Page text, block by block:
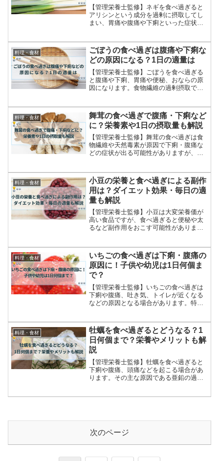
【管理栄養士監修】ネギを食べ過ぎると
アリシンという成分を過剰に摂取してし
まい、胃痛や腹痛や下痢といった症状が
てアリシンの過剰摂取を防ぎましょう。
料理・食材
ごぼうの食べ過ぎは腹痛や下痢な
どの原因になる？1日の適量は
【管理栄養士監修】ごぼうを食べ過ぎる
と腹痛や下痢、胃痛や便秘、おならの原
因になります。食物繊維の過剰摂取で腸
どが期待できるので1日の適量について解
説します。
料理・食材
舞茸の食べ過ぎで腹痛・下痢など
に？栄養素や1日の摂取量も解説
【管理栄養士監修】舞茸の食べ過ぎは食
物繊維や天然毒素が原因で下痢・腹痛な
どの症状が出る可能性がありますが、正
に良い影響、効果的な食べ方についてご
紹介します。
料理・食材
小豆の栄養と食べ過ぎによる副作
用は？ダイエット効果・毎日の適
量も解説
【管理栄養士監修】小豆は大変栄養価が
高い食品ですが、食べ過ぎると便秘や太
るなど副作用をおこす可能性がありま
た、オススメの食べ方も紹介します。
料理・食材
いちごの食べ過ぎは下痢・腹痛の
原因に！子供や幼児は1日何個ま
で？
【管理栄養士監修】いちごの食べ過ぎは
下痢や腹痛、吐き気、トイレが近くなる
などの原因となる場合があります。特に
知ってその範囲で食べるようにしましょ
う。
料理・食材
牡蠣を食べ過ぎるとどうなる？1
日何個まで？栄養やメリットも解
説
【管理栄養士監修】牡蠣を食べ過ぎると
下痢や腹痛、頭痛などを起こる場合があ
ります。その主な原因である亜鉛の過剰
次のページ